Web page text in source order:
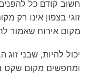
חשוב קודם כל
זוגי בצפון אינו רק
מקום אירוח שאמור
יכול להיות, שבני זוג
ומחפשים מקום שקט